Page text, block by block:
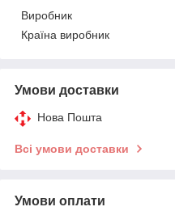
Виробник
Країна виробник
Умови доставки
Нова Пошта
Всі умови доставки
Умови оплати